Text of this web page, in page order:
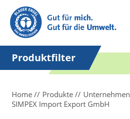
Suchbegriff in
Anführungszeichen
setzen.
Produktfilter
Home Produkte
Unternehmen
SIMPEX Import Export GmbH